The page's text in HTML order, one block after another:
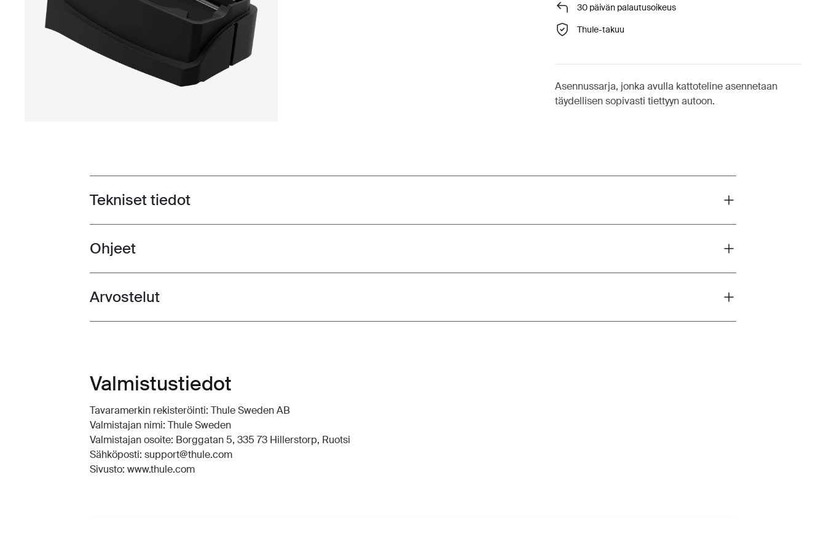
30 päivän palautusoikeus
Thule-takuu
Asennussarja, jonka avulla kattoteline asennetaan
täydellisen sopivasti tiettyyn autoon.
Toggle techspec
Tekniset tiedot
Toggle guides and instructions
Ohjeet
Toggle overview
Arvostelut
Valmistustiedot
Tavaramerkin rekisteröinti: Thule Sweden AB
Valmistajan nimi: Thule Sweden
Valmistajan osoite: Borggatan 5, 335 73 Hillerstorp, Ruotsi
Sähköposti: support@thule.com
Sivusto: www.thule.com